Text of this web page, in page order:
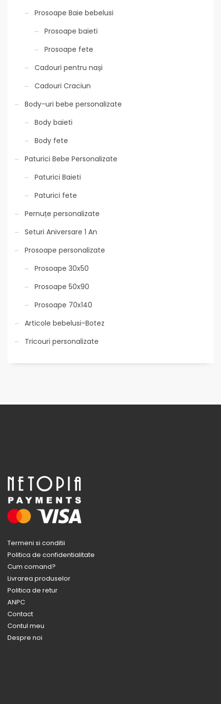
Prosoape Baie bebelusi
Prosoape baieti
Prosoape fete
Cadouri pentru nași
Cadouri Craciun
Body-uri bebe personalizate
Body baieti
Body fete
Paturici Bebe Personalizate
Paturici Baieti
Paturici fete
Pernuțe personalizate
Seturi Aniversare 1 An
Prosoape personalizate
Prosoape 30x50
Prosoape 50x90
Prosoape 70x140
Articole bebelusi-Botez
Tricouri personalizate
Termeni si conditii
Politica de confidentialitate
Cum comand?
Livrarea produselor
Politica de retur
ANPC
Contact
Contul meu
Despre noi